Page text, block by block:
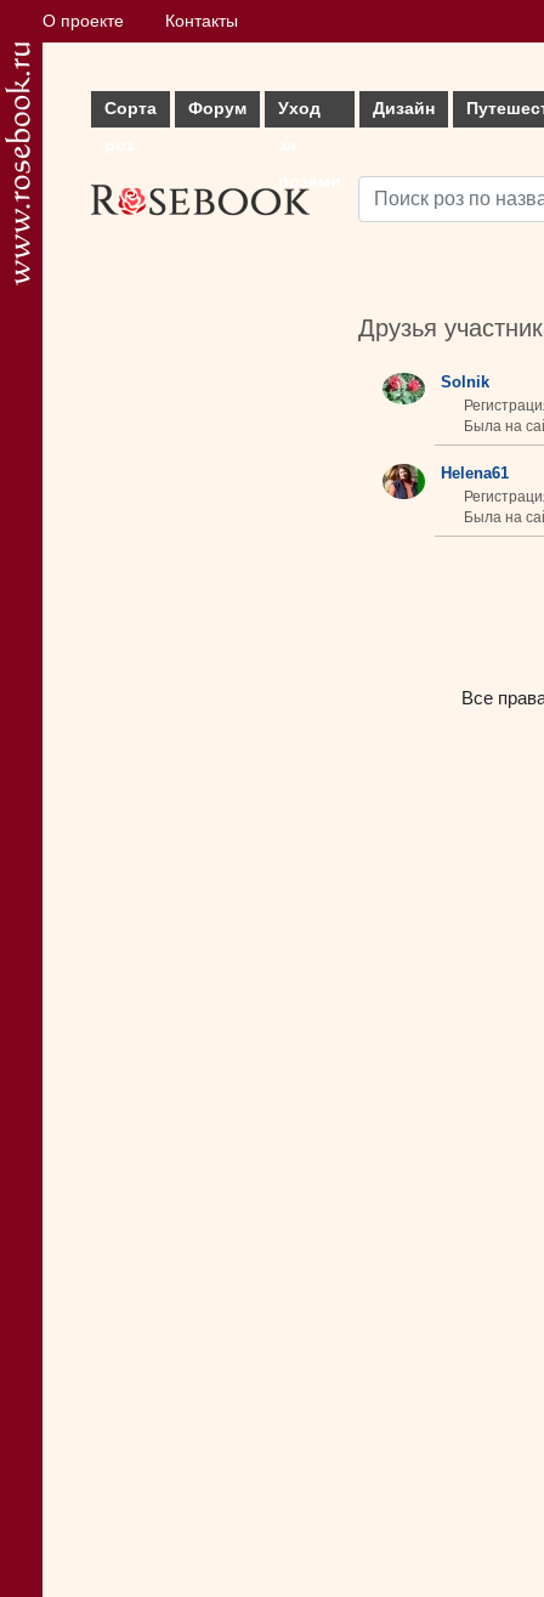
О проекте Контакты
Сорта
Форум
Уход
Дизайн
Друзья
Solnik
Была на
Helena61
Была на
Все